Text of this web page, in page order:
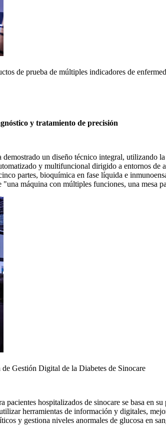
de prueba de múltiples indicadores de
y tratamiento de precisión
un diseño técnico integral, utilizando
y multifuncional dirigido a entornos de
partes, bioquímica en fase líquida e
máquina con múltiples funciones, una mesa
de Gestión Digital de la Diabetes de Sinocare
hospitalizados de sinocare se basa en
herramientas de información y digitales,
y gestiona niveles anormales de glucosa en